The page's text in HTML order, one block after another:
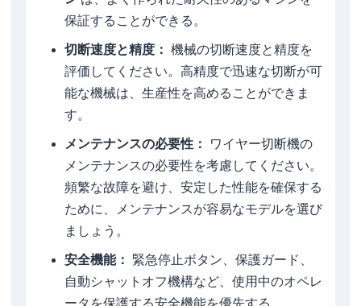
保証することができる。
切断速度と精度： 機械の切断速度と精度を
評価してください。高精度で迅速な切断が可
能な機械は、生産性を高めることができま
す。
メンテナンスの必要性：
ワイヤー切断機の
メンテナンスの必要性を考慮してください。
頻繁な故障を避け、安定した性能を確保する
ために、メンテナンスが容易なモデルを選び
ましょう。
安全機能：
緊急停止ボタン、保護ガード、
自動シャットオフ機構など、使用中のオペレ
ータを保護する安全機能を優先する。